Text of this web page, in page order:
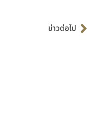
ข่าวต่อไป